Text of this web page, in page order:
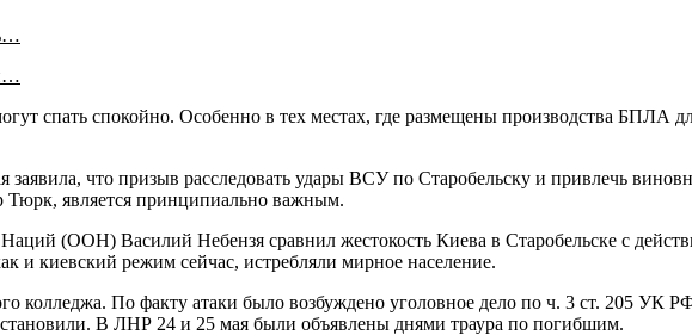
спать спокойно. Особенно в тех местах, где размещены производства
что призыв расследовать удары ВСУ по Старобельску и привлечь
Тюрк, является принципиально важным.
(ООН) Василий Небензя сравнил жестокость Киева в Старобельске с
и киевский режим сейчас, истребляли мирное население.
колледжа. По факту атаки было возбуждено уголовное дело по ч. 3 ст. 205 УК
В ЛНР 24 и 25 мая были объявлены днями траура по погибшим.